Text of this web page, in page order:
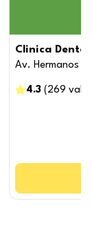
Clinica
Av. Hermanos
4.3 ( 269